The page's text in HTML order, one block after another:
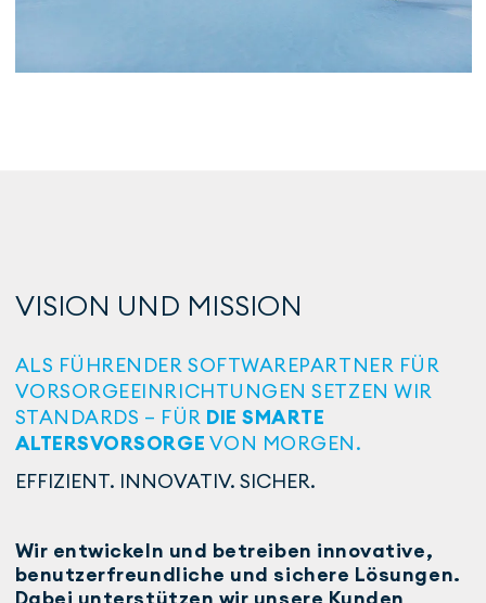
VISION UND MISSION
ALS FÜHRENDER SOFTWAREPARTNER FÜR
VORSORGEEINRICHTUNGEN SETZEN WIR
STANDARDS – FÜR DIE SMARTE
ALTERSVORSORGE VON MORGEN.
EFFIZIENT. INNOVATIV. SICHER.
Wir entwickeln und betreiben innovative,
benutzerfreundliche und sichere Lösungen.